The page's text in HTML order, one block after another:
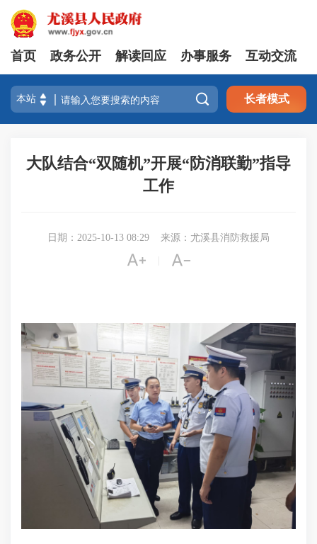
首页 政务公开 解读回应 办事服务 互动交流
 长者模式
大队结合“双随机”开展“防消联勤”指导
工作
日期：2025-10-13 08:29 来源：尤溪县消防救援局
 